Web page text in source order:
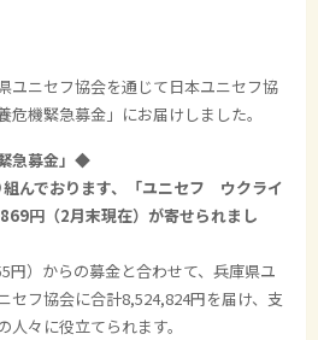
ユニセフ協会を通じて日本ユニセフ協
機緊急募金」にお届けしました。
急募金」◆
んでおります、「ユニセフ ウクライ
円（2月末現在）が寄せられまし
円）からの募金と合わせて、兵庫県ユ
セフ協会に合計8,524,824円を届け、支
人々に役立てられます。